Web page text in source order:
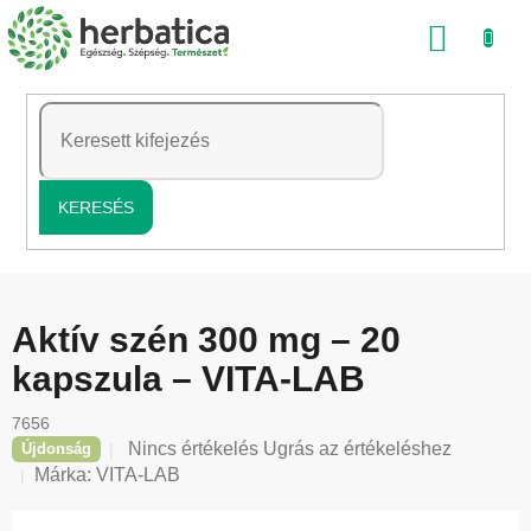
Ugrás
a
tartalomhoz
KERESÉS
Aktív szén 300 mg – 20
kapszula – VITA-LAB
7656
Újdonság
A
termék
Nincs értékelés Ugrás az értékeléshez
Márka: VITA-LAB